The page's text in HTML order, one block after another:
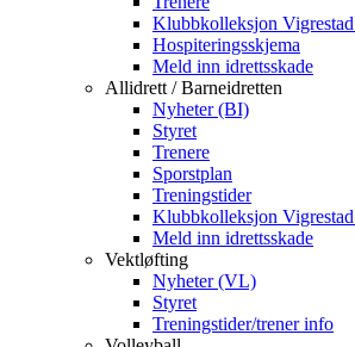
Klubbkolleksjon
Hospiteringsskjema
Meld inn idrettsskade
Allidrett / Barneidretten
Nyheter (BI)
Styret
Trenere
Sporstplan
Treningstider
Klubbkolleksjon
Meld inn idrettsskade
Vektløfting
Nyheter (VL)
Styret
Treningstider/trener info